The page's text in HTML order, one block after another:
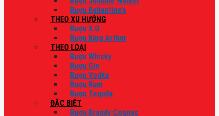
Rượu Ballantine’s
THEO XU HƯỚNG
Rượu X.O
Rượu King Arthur
THEO LOẠI
Rượu Whisky
Rượu Gin
Rượu Vodka
Rượu Rum
Rượu Tequila
ĐẶC BIỆT
Rượu Brandy Cognac